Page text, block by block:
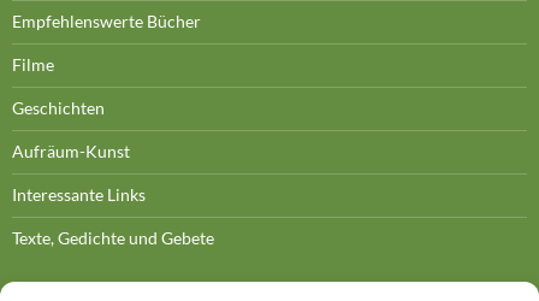
Empfehlenswerte Bücher
Filme
Geschichten
Aufräum-Kunst
Interessante Links
Texte, Gedichte und Gebete